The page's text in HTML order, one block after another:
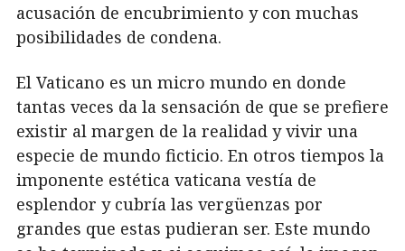
acusación de encubrimiento y con muchas
posibilidades de condena.
El Vaticano es un micro mundo en donde
tantas veces da la sensación de que se prefiere
existir al margen de la realidad y vivir una
especie de mundo ficticio. En otros tiempos la
imponente estética vaticana vestía de
esplendor y cubría las vergüenzas por
grandes que estas pudieran ser. Este mundo